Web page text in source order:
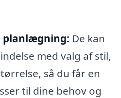
planlægning: De kan
med valg af stil,
så du får en
til dine behov og